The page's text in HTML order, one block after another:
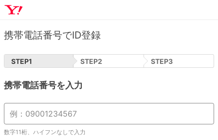
携帯電話番号でID登録
STEP1 STEP2 STEP3
携帯電話番号を入力
数字11桁、ハイフンなしで入力